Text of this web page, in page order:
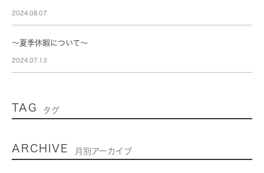
2024.08.07
～夏季休暇について～
2024.07.13
TAG タグ
ARCHIVE 月別アーカイブ